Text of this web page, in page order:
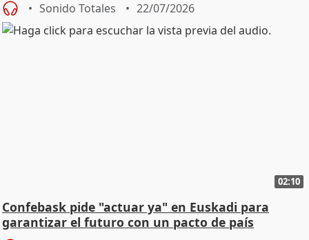
Sonido Totales 22/07/2026
02:10
Confebask pide "actuar ya" en Euskadi para
garantizar el futuro con un pacto de país